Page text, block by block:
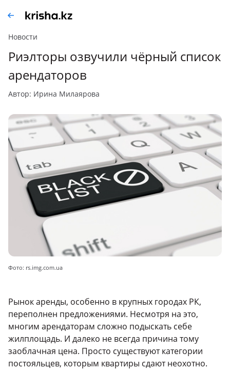
Новости
Риэлторы озвучили чёрный список
арендаторов
автор: Ирина Милаярова
Фото: rs.img.com.ua
Рынок аренды, особенно в крупных городах РК,
переполнен предложениями. Несмотря на это,
многим арендаторам сложно подыскать себе
жилплощадь. И далеко не всегда причина тому
заоблачная цена. Просто существуют категории
постояльцев, которым квартиры сдают неохотно.